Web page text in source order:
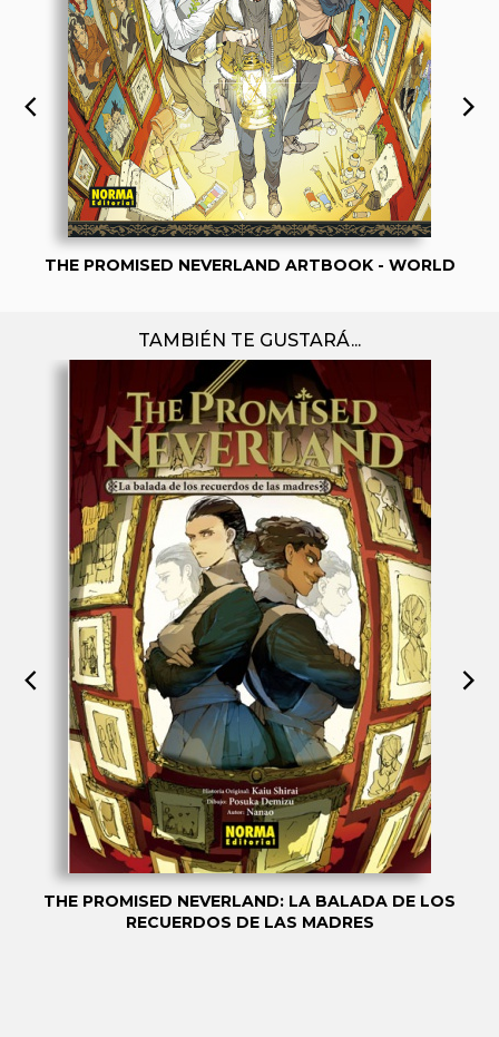
THE PROMISED NEVERLAND ARTBOOK - WORLD
TAMBIÉN TE GUSTARÁ...
THE PROMISED NEVERLAND: LA BALADA DE LOS
RECUERDOS DE LAS MADRES